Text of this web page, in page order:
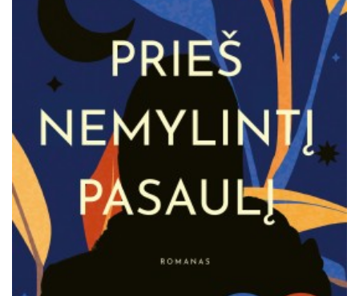
Poezija, pjesės
Pirmoji knyga (PK)
Lietuvių literatūros lobynas. XX amžius
Knygos vaikams ir paaugliams
Negrožinė literatūra
El. knygos
Audioknygos
Knygos su autografais
KNYGOS PIGIAU
Išparduota